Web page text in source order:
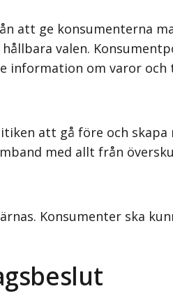
att ge konsumenterna
valen.
information om varor och
att gå före och
med allt från
Konsumenter ska